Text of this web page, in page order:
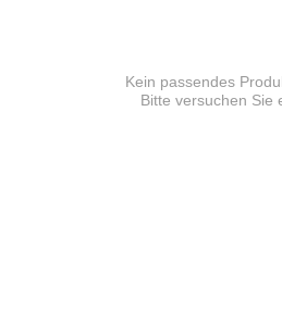
Kein passendes
Bitte versuchen Sie